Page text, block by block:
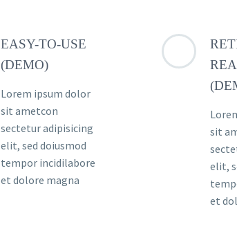
EASY-TO-USE
(DEMO)
Lorem ipsum dolor
sit ametcon
sectetur adipisicing
elit, sed doiusmod
tempor incidilabore
et dolore magna
sit
elit,
et